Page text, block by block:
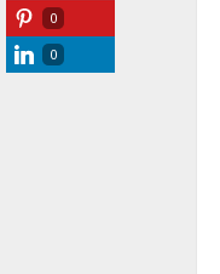
0
0